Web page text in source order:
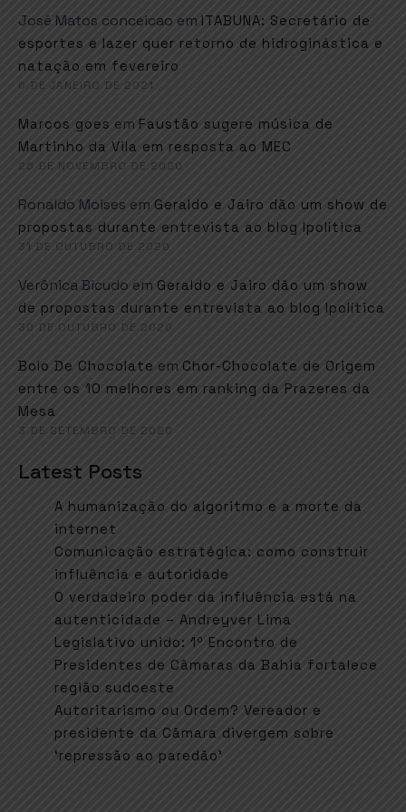
José Matos conceicao em ITABUNA: Secretário de
esportes e lazer quer retorno de hidroginástica e
natação em fevereiro
6 DE JANEIRO DE 2021
Marcos goes em Faustão sugere música de
Martinho da Vila em resposta ao MEC
26 DE NOVEMBRO DE 2020
Ronaldo Moises em Geraldo e Jairo dão um show de
propostas durante entrevista ao blog Ipolítica
31 DE OUTUBRO DE 2020
Verônica Bicudo em Geraldo e Jairo dão um show
de propostas durante entrevista ao blog Ipolítica
30 DE OUTUBRO DE 2020
Bolo De Chocolate em Chor-Chocolate de Origem
entre os 10 melhores em ranking da Prazeres da
Mesa
3 DE SETEMBRO DE 2020
Latest Posts
A humanização do algoritmo e a morte da
internet
Comunicação estratégica: como construir
influência e autoridade
O verdadeiro poder da influência está na
autenticidade – Andreyver Lima
Legislativo unido: 1º Encontro de
Presidentes de Câmaras da Bahia fortalece
região sudoeste
Autoritarismo ou Ordem? Vereador e
presidente da Câmara divergem sobre
‘repressão ao paredão’